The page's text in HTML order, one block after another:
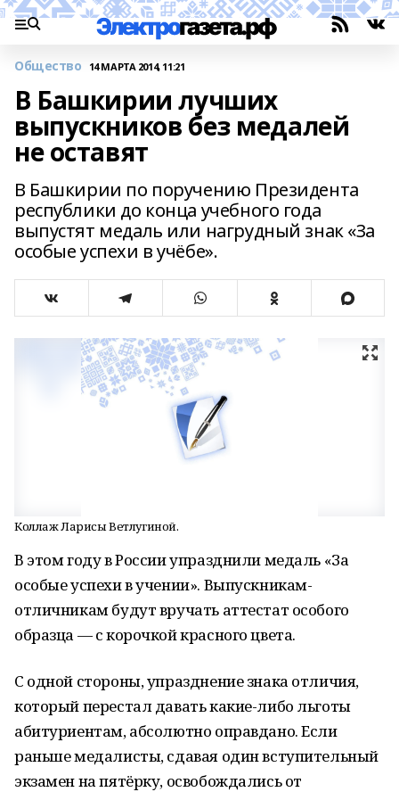
Общество 14 МАРТА 2014, 11:21
В Башкирии лучших
выпускников без медалей
не оставят
В Башкирии по поручению Президента
республики до конца учебного года
выпустят медаль или нагрудный знак «За
особые успехи в учёбе».
Коллаж Ларисы Ветлугиной.
В этом году в России упразднили медаль «За
особые успехи в учении». Выпускникам-
отличникам будут вручать аттестат особого
образца — с корочкой красного цвета.
С одной стороны, упразднение знака отличия,
который перестал давать какие-либо льготы
абитуриентам, абсолютно оправдано. Если
раньше медалисты, сдавая один вступительный
экзамен на пятёрку, освобождались от